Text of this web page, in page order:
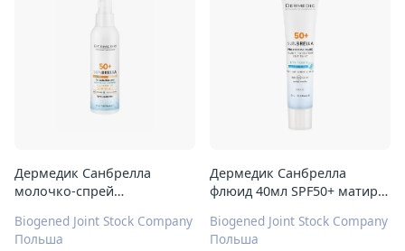
Дермедик Санбрелла
молочко-спрей
Biogened Joint Stock Company
Польша
Дермедик Санбрелла
флюид 40мл SPF50+ матир
Biogened Joint Stock Company
Польша